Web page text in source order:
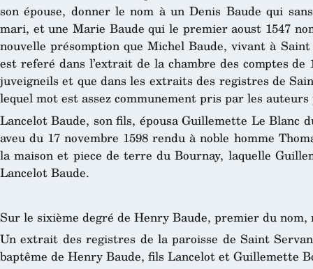
son épouse, donner le nom à un Denis Baude qui
mari, et une Marie Baude qui le premier aoust 1547
nouvelle présomption que Michel Baude, vivant à
est referé dans l’extrait de la chambre des comptes
juveigneils et que dans les extraits des registres de
lequel mot est assez communement pris par les
Lancelot Baude, son fils, épousa Guillemette Le Blanc
aveu du 17 novembre 1598 rendu à noble homme
la maison et piece de terre du Bournay, laquelle
Lancelot Baude.
Sur le sixième degré de Henry Baude, premier du nom,
Un extrait des registres de la paroisse de Saint
baptême de Henry Baude, fils Lancelot et Guillemette